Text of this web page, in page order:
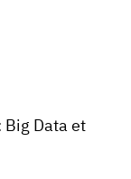
Data et